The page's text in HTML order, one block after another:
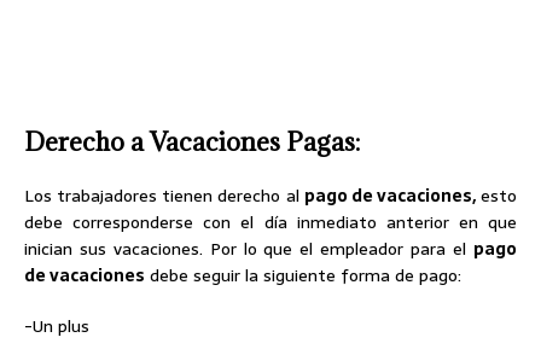
Derecho a Vacaciones Pagas:
Los trabajadores tienen derecho al pago de vacaciones,esto
debe corresponderse con el día inmediato anterior en que
inician sus vacaciones. Por lo que el empleador para el pago
de vacaciones debe seguir la siguiente forma de pago:
-Un plus